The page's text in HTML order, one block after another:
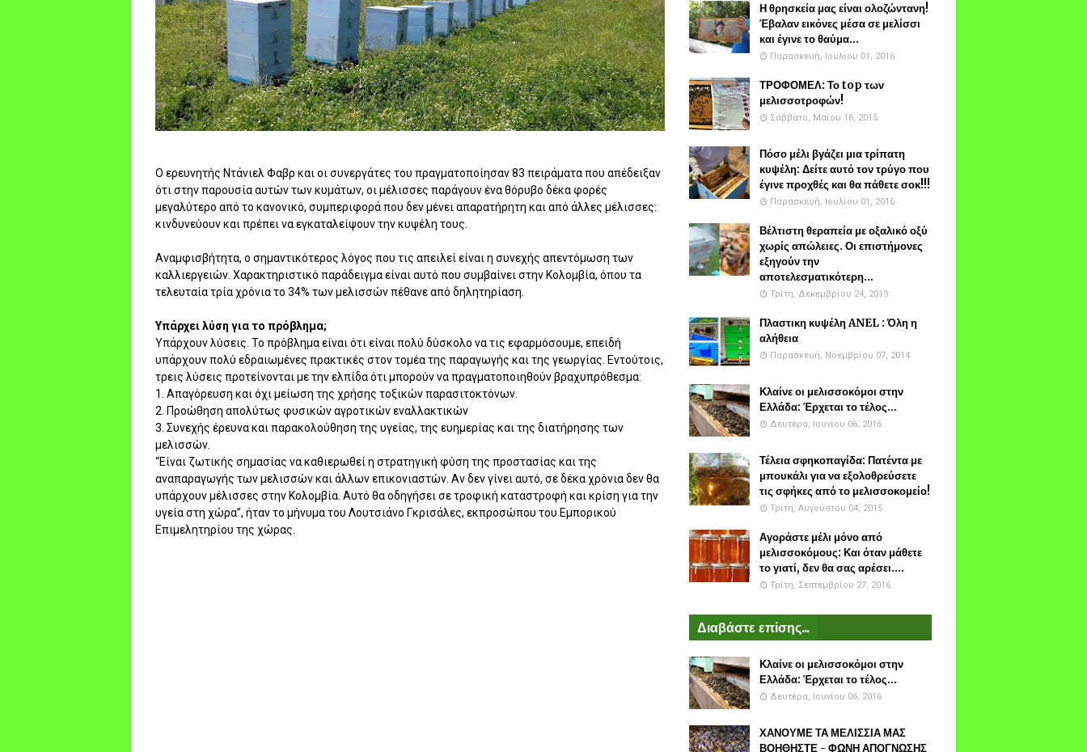
Ο ερευνητής Ντάνιελ Φαβρ και οι συνεργάτες του πραγματοποίησαν 83 πειράματα που απέδειξαν
ότι στην παρουσία αυτών των κυμάτων, οι μέλισσες παράγουν ένα θόρυβο δέκα φορές
μεγαλύτερο από το κανονικό, συμπεριφορά που δεν μένει απαρατήρητη και από άλλες μέλισσες:
κινδυνεύουν και πρέπει να εγκαταλείψουν την κυψέλη τους.
Αναμφισβήτητα, ο σημαντικότερος λόγος που τις απειλεί είναι η συνεχής απεντόμωση των
καλλιεργειών. Χαρακτηριστικό παράδειγμα είναι αυτό που συμβαίνει στην Κολομβία, όπου τα
τελευταία τρία χρόνια το 34% των μελισσών πέθανε από δηλητηρίαση.
Υπάρχει λύση για το πρόβλημα;
Υπάρχουν λύσεις. Το πρόβλημα είναι ότι είναι πολύ δύσκολο να τις εφαρμόσουμε, επειδή
υπάρχουν πολύ εδραιωμένες πρακτικές στον τομέα της παραγωγής και της γεωργίας. Εντούτοις,
τρεις λύσεις προτείνονται με την ελπίδα ότι μπορούν να πραγματοποιηθούν βραχυπρόθεσμα:
1. Απαγόρευση και όχι μείωση της χρήσης τοξικών παρασιτοκτόνων.
2. Προώθηση απολύτως φυσικών αγροτικών εναλλακτικών
3. Συνεχής έρευνα και παρακολούθηση της υγείας, της ευημερίας και της διατήρησης των
μελισσών.
“Είναι ζωτικής σημασίας να καθιερωθεί η στρατηγική φύση της προστασίας και της
αναπαραγωγής των μελισσών και άλλων επικονιαστών. Αν δεν γίνει αυτό, σε δέκα χρόνια δεν θα
υπάρχουν μέλισσες στην Κολομβία. Αυτό θα οδηγήσει σε τροφική καταστροφή και κρίση για την
υγεία στη χώρα”, ήταν το μήνυμα του Λουτσιάνο Γκρισάλες, εκπροσώπου του Εμπορικού
Επιμελητηρίου της χώρας.
Η θρησκεία μας είναι ολοζώντανη!
Έβαλαν εικόνες μέσα σε μελίσσι
και έγινε το θαύμα...
Παρασκευή, Ιουλίου 01, 2016
ΤΡΟΦΟΜΕΛ: Το top των
μελισσοτροφών!
Σάββατο, Μαΐου 16, 2015
Πόσο μέλι βγάζει μια τρίπατη
κυψέλη: Δείτε αυτό τον τρύγο που
έγινε προχθές και θα πάθετε σοκ!!!
Παρασκευή, Ιουλίου 01, 2016
Βέλτιστη θεραπεία με οξαλικό οξύ
χωρίς απώλειες. Οι επιστήμονες
εξηγούν την
αποτελεσματικότερη...
Τρίτη, Δεκεμβρίου 24, 2019
Πλαστικη κυψέλη ANEL : Όλη η
αλήθεια
Παρασκευή, Νοεμβρίου 07, 2014
Κλαίνε οι μελισσοκόμοι στην
Ελλάδα: Έρχεται το τέλος...
Δευτέρα, Ιουνίου 06, 2016
Τέλεια σφηκοπαγίδα: Πατέντα με
μπουκάλι για να εξολοθρεύσετε
τις σφήκες από το μελισσοκομείο!
Τρίτη, Αυγούστου 04, 2015
Αγοράστε μέλι μόνο από
μελισσοκόμους: Και όταν μάθετε
το γιατί, δεν θα σας αρέσει....
Τρίτη, Σεπτεμβρίου 27, 2016
Διαβάστε επίσης...
Κλαίνε οι μελισσοκόμοι στην
Ελλάδα: Έρχεται το τέλος...
Δευτέρα, Ιουνίου 06, 2016
ΧΑΝΟΥΜΕ ΤΑ ΜΕΛΙΣΣΙΑ ΜΑΣ
ΒΟΗΘΗΣΤΕ - ΦΩΝΗ ΑΠΟΓΝΩΣΗΣ